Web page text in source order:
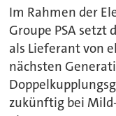
Im Rahmen der
Groupe PSA setzt
als Lieferant von
nächsten
zukünftig bei